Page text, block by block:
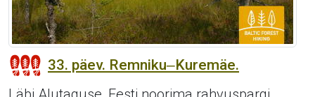
33. päev. Remniku‒Kuremäe.